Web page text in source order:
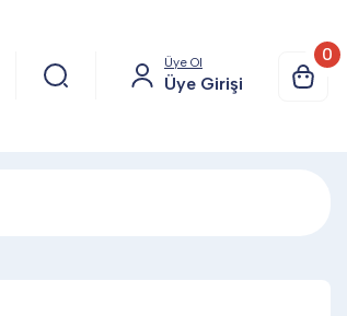
Üye Ol
Üye Girişi
0